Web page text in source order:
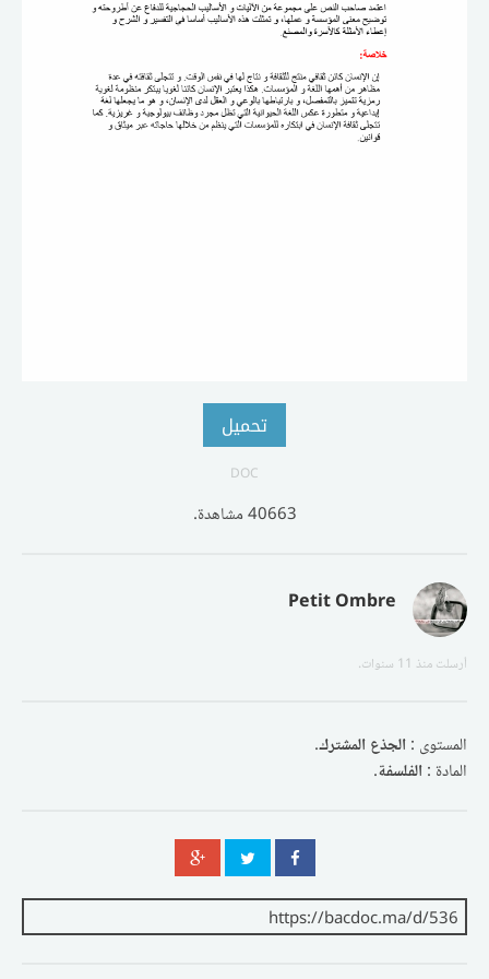
تحميل
DOC
40663 مشاهدة.
Petit Ombre
أرسلت منذ 11 سنوات .
المستوى : الجذع المشترك.
المادة : الفلسفة.